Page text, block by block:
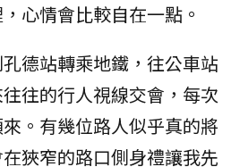
心情會比較自在一點。
德站轉乘地鐵，往公車站
往的行人視線交會，每次
。有幾位路人似乎真的將
狹窄的路口側身禮讓我先